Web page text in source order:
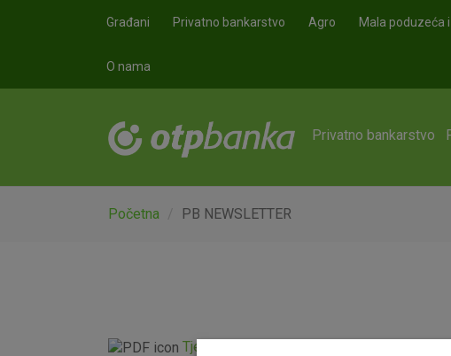
Građani Privatno bankarstvo Agro Mala poduzeća
O nama
Privatno bankarstvo
Početna PB NEWSLETTER
Tjedni newsletter 21.02.2025..pdf